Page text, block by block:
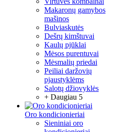
Makaronų gamybos
mašinos
Bulviaskutės
Dešrų kimštuvai
Kaulų pjūklai
Mėsos purentuvai
Mėsmalių priedai
Peiliai daržovių
pjaustyklėms
Salotų džiovyklės
+ Daugiau 5
Oro kondicionieriai
Sieniniai oro